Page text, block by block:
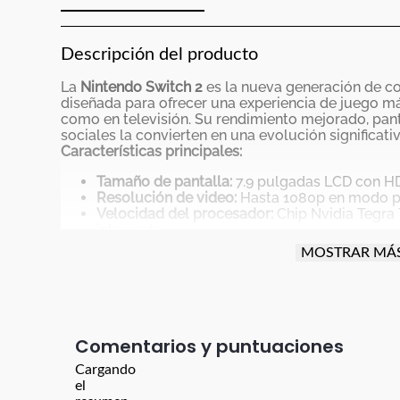
Descripción del producto
La Nintendo Switch 2es la nueva generación de
diseñada para ofrecer una experiencia de juego
como en televisión. Su rendimiento mejorado,
sociales la convierten en una evolución
Características principales:
Tamaño de pantalla:7.9 pulgadas LCD con
Resolución de video:Hasta 1080p en modo
Velocidad del procesador: Chip Nvidia
Plataforma Nintendo
Modos de uso:Portátil, sobremesa y
Audio: Altavoces estéreo mejorados y salida
Conectividad:
MOSTRAR
Comentarios
Cargando
el